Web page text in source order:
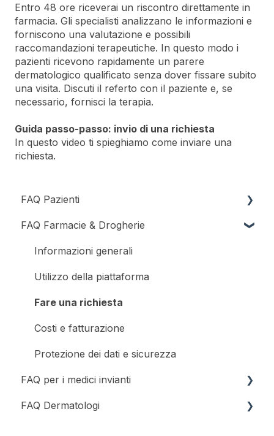
Entro 48 ore riceverai un riscontro direttamente in
farmacia. Gli specialisti analizzano le informazioni e
forniscono una valutazione e possibili
raccomandazioni terapeutiche. In questo modo i
pazienti ricevono rapidamente un parere
dermatologico qualificato senza dover fissare subito
una visita. Discuti il referto con il paziente e, se
necessario, fornisci la terapia.
Guida passo-passo: invio di una richiesta
In questo video ti spieghiamo come inviare una
richiesta.
FAQ Pazienti
Registrarsi e Accedere
FAQ Farmacie & Drogherie
Informazioni generali
Utilizzo della piattaforma
Fare una richiesta
Costi e fatturazione
Protezione dei dati e sicurezza
FAQ per i medici invianti
Informazioni generali
FAQ Dermatologi